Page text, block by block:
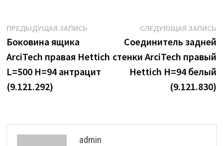
Навигация
по
записям
ПРЕДЫДУЩАЯ ЗАПИСЬПредыдущая
Боковина ящика
ArciTech правая Hettich
L=500 H=94 антрацит
(9.121.292)
СЛЕДУЮЩАЯ ЗАПИСЬ
Соединитель задней
стенки ArciTech правый
Hettich H=94 белый
(9.121.830)
admin